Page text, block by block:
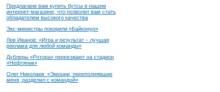
Предлагаем вам купить бутсы в нашем
интернет-магазине, что позволит вам стать
обладателем высокого качества
Экс-министры покорили «Байконур»
Лев Иванов: «Игра и результат – лучшая
реклама для любой команды»
Дублеры «Ротора» переезжают на стадион
«Нефтяник»
Олег Николаев: «Эмоции, переполнявшие
меня, разделил с командой»